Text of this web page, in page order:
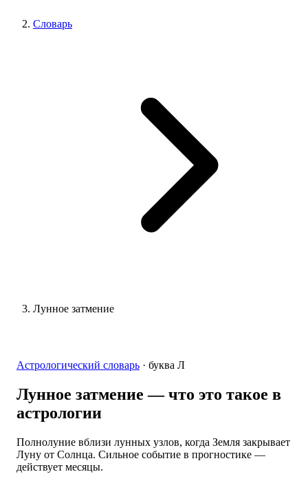
Словарь
Лунное затмение
Астрологический словарь · буква Л
Лунное затмение — что это такое в
астрологии
Полнолуние вблизи лунных узлов, когда Земля закрывает
Луну от Солнца. Сильное событие в прогностике —
действует месяцы.